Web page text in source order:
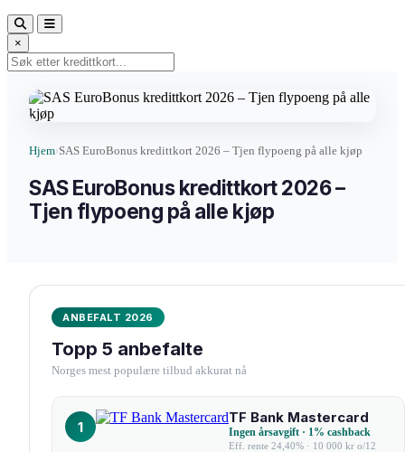
×
Hjem›SAS EuroBonus kredittkort 2026 – Tjen flypoeng på alle kjøp
SAS EuroBonus kredittkort 2026 –
Tjen flypoeng på alle kjøp
ANBEFALT 2026
Topp 5 anbefalte
Norges mest populære tilbud akkurat nå
1
TF Bank Mastercard
Ingen årsavgift · 1% cashback
Eff. rente 24,40% · 10 000 kr o/12